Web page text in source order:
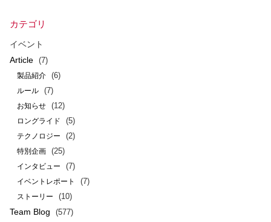
カテゴリ
イベント
Article
(7)
製品紹介 (6)
ルール (7)
お知らせ (12)
ロングライド (5)
テクノロジー (2)
特別企画 (25)
インタビュー (7)
イベントレポート (7)
ストーリー (10)
Team Blog (577)